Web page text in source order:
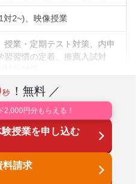
対2~)、映像授業
授業・定期テスト対策、内申
習習慣の定着、推薦入試対
みの受講可、学習にPC・タブ
用、授業の振替可能
、数学、理科、社会、英語
秒 ！無料 ／
円分もらえる！
験授業を申し込む
料請求